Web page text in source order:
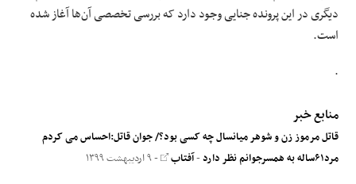
دیگری در این پرونده جنایی وجود دارد که بررسی تخصصی آن‌ها آغاز شده
است.
.
منابع خبر
قاتل مرموز زن و شوهر میانسال چه کسی بود؟/ جوان قاتل:احساس می کردم
مرد۶۱ساله به همسرجوانم نظر دارد
-آفتاب - ۹ اردیبهشت ۱۳۹۹